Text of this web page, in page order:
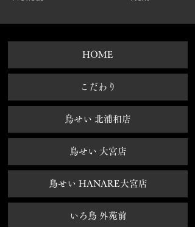
HOME
​こだわり
鳥せい 北浦和店
鳥せい 大宮店
鳥せい HANARE大宮店
いろ鳥 外苑前